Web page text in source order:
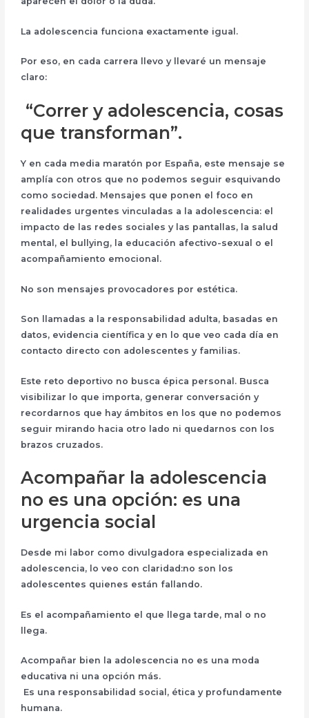
La adolescencia funciona exactamente igual.
Por eso, en cada carrera llevo y llevaré un mensaje
claro:
“Correr y adolescencia, cosas
que transforman”.
Y en cada media maratón por España, este mensaje se
amplía con otros que no podemos seguir esquivando
como sociedad. Mensajes que ponen el foco en
realidades urgentes vinculadas a la adolescencia: el
impacto de las redes sociales y las pantallas, la salud
mental, el bullying, la educación afectivo-sexual o el
acompañamiento emocional.
No son mensajes provocadores por estética.
Son llamadas a la responsabilidad adulta, basadas en
datos, evidencia científica y en lo que veo cada día en
contacto directo con adolescentes y familias.
Este reto deportivo no busca épica personal. Busca
visibilizar lo que importa, generar conversación y
recordarnos que hay ámbitos en los que no podemos
seguir mirando hacia otro lado ni quedarnos con los
brazos cruzados.
Acompañar la adolescencia
no es una opción: es una
urgencia social
Desde mi labor como divulgadora especializada en
adolescencia, lo veo con claridad:no son los
adolescentes quienes están fallando.
Es el acompañamiento el que llega tarde, mal o no
llega.
Acompañar bien la adolescencia no es una moda
educativa ni una opción más.
Es una responsabilidad social, ética y profundamente
humana.